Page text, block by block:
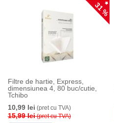
31 %
Filtre de hartie, Express,
dimensiunea 4, 80 buc/cutie,
Tchibo
10,99 lei (pret cu TVA)
15,99 lei(pret cu TVA)